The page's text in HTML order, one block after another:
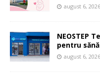
august 6, 2026
NEOSTEP
pentru
august 6, 2026